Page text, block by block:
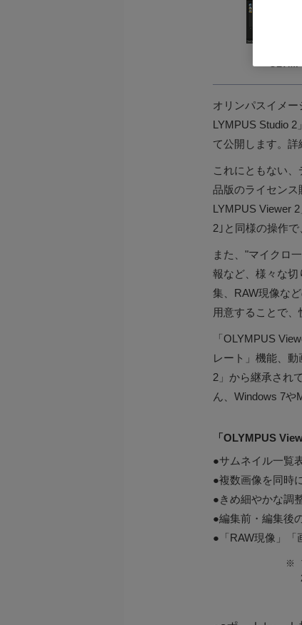
オリンパスイメ
LYMPUS Studio
て公開します。詳
これにともない
品版のライセン
LYMPUS Viewer
2｣と同様の操作で
また、"マイクロ
報など、様々な
集、RAW現像な
用意することで、
「OLYMPUS
レート」機能、
2」から継承され
ん、Windows 7や
「OLYMPUS
●サムネイル一覧
●複数画像を同時
●きめ細やかな調
●編集前・編集後
●「RAW現像」「
※